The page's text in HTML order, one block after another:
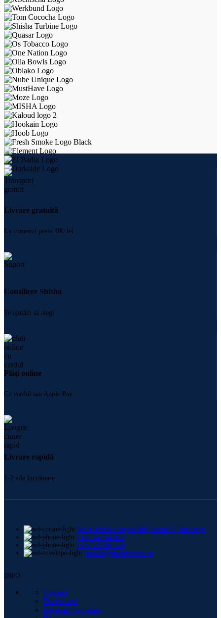
Livrare gratuită
La comenzi peste 300 lei
Consiliere Shisha
Te ajutăm să alegi
Plăți online
Cu cardul sau Apple Pay
Livrare rapidă
1-2 zile lucrătoare
Str. Frederic Chopin 30B, Sector 2, București
+4 0724 664 885
+4 0729 998 728
contact@shishamaster.ro
INFO
Contact
Despre noi
Intrebări frecvente